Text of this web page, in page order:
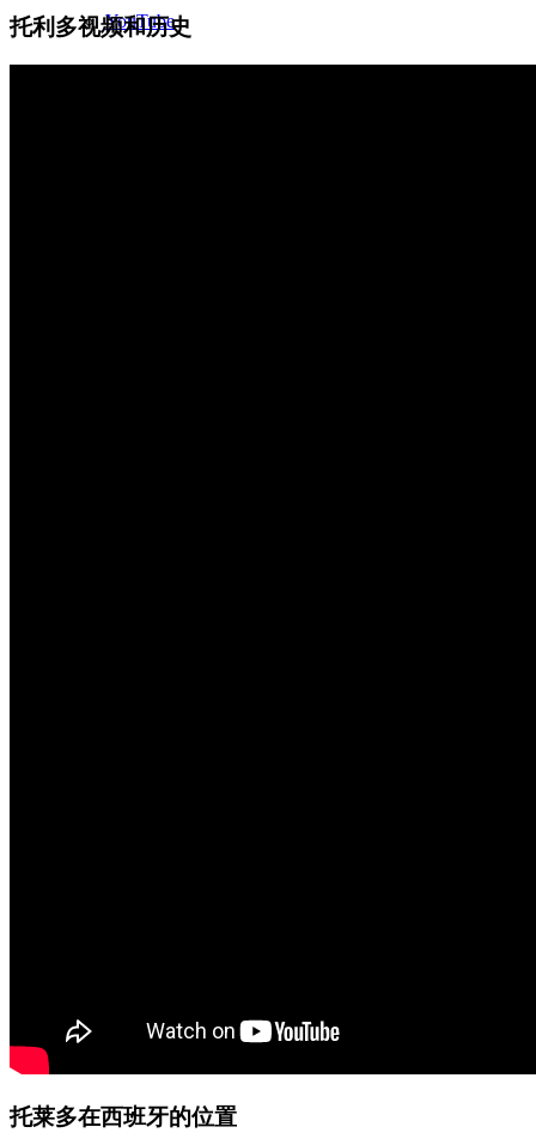
YouTube
托利多视频和历史
托莱多在西班牙的位置